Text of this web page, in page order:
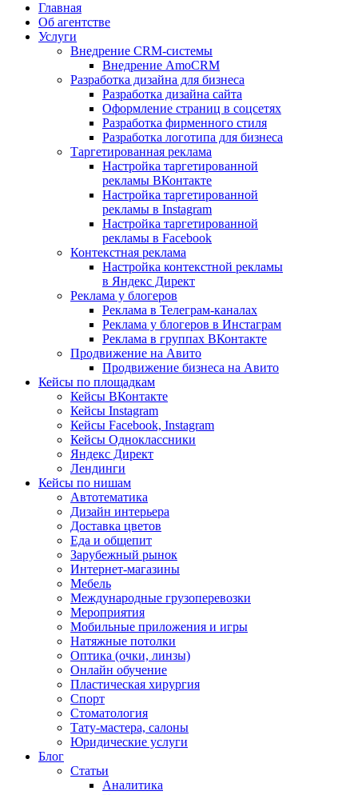
Главная
Об агентстве
Услуги
Внедрение CRM-системы
Внедрение AmoCRM
Разработка дизайна для бизнеса
Разработка дизайна сайта
Оформление страниц в соцсетях
Разработка фирменного стиля
Разработка логотипа для бизнеса
Таргетированная реклама
Настройка таргетированной
рекламы ВКонтакте
Настройка таргетированной
рекламы в Instagram
Настройка таргетированной
рекламы в Facebook
Контекстная реклама
Настройка контекстной рекламы
в Яндекс Директ
Реклама у блогеров
Реклама в Телеграм-каналах
Реклама у блогеров в Инстаграм
Реклама в группах ВКонтакте
Продвижение на Авито
Продвижение бизнеса на Авито
Кейсы по площадкам
Кейсы ВКонтакте
Кейсы Instagram
Кейсы Facebook, Instagram
Кейсы Одноклассники
Яндекс Директ
Лендинги
Кейсы по нишам
Автотематика
Дизайн интерьера
Доставка цветов
Еда и общепит
Зарубежный рынок
Интернет-магазины
Мебель
Международные грузоперевозки
Мероприятия
Мобильные приложения и игры
Натяжные потолки
Оптика (очки, линзы)
Онлайн обучение
Пластическая хирургия
Спорт
Стоматология
Тату-мастера, салоны
Юридические услуги
Блог
Статьи
Аналитика